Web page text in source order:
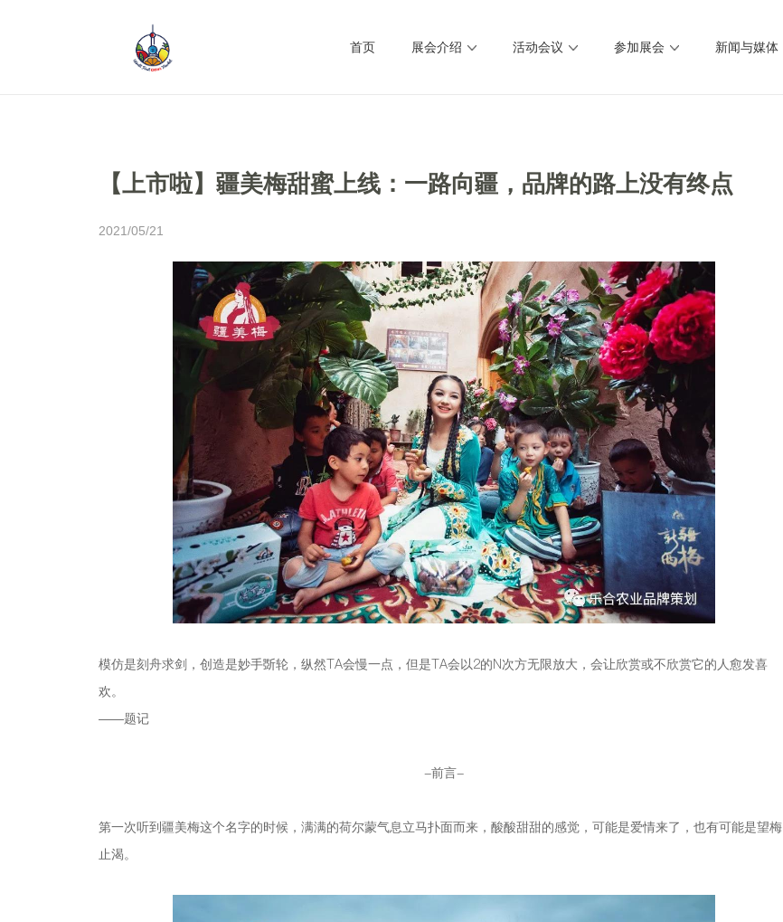
首页 展会介绍 活动会议 参加展会 新闻与媒体
【上市啦】疆美梅甜蜜上线：一路向疆，品牌的路上没有终点
2021/05/21
模仿是刻舟求剑，创造是妙手斲轮，纵然TA会慢一点，但是TA会以2的N次方无限放大，会让欣赏或不欣赏它的人愈发喜
欢。
——题记
-前言-
第一次听到疆美梅这个名字的时候，满满的荷尔蒙气息立马扑面而来，酸酸甜甜的感觉，可能是爱情来了，也有可能是望梅
止渴。